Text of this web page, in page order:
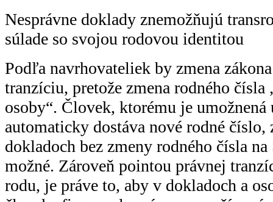
Nesprávne doklady znemožňujú
súlade so svojou rodovou identitou
Podľa navrhovateliek by zmena
tranzíciu, pretože zmena rodného čísla
osoby“. Človek, ktorému je umožnená
automaticky dostáva nové rodné
dokladoch bez zmeny rodného čísla
možné. Zároveň pointou právnej
rodu, je práve to, aby v dokladoch a